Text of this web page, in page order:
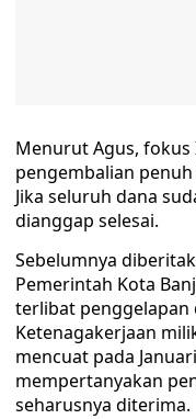
Menurut Agus,
pengembalian
Jika seluruh dana
dianggap selesai.
Sebelumnya
Pemerintah Kota
terlibat penggelapan
Ketenagakerjaan
mencuat pada
mempertanyakan
seharusnya diterima.